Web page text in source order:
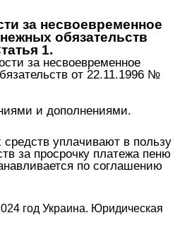
за несвоевременное
обязательств
1.
за несвоевременное
от 22.11.1996 №
и дополнениями.
уплачивают в пользу
за просрочку платежа пеню
по соглашению
год Украина. Юридическая